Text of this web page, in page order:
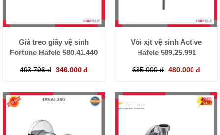
Giá treo giấy vệ sinh
Fortune Hafele 580.41.440
493.796 đ 346.000 đ
Vòi xịt vệ sinh Active
Hafele 589.25.991
685.000 đ 480.000 đ